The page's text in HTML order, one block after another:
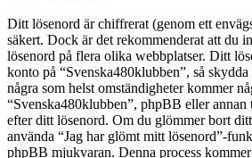
Ditt lösenord är chiffrerat (genom ett
säkert. Dock är det rekommenderat att du
lösenord på flera olika webbplatser. Ditt
konto på “Svenska480klubben”, så
några som helst omständigheter kommer
“Svenska480klubben”, phpBB eller annan
efter ditt lösenord. Om du glömmer bort
använda “Jag har glömt mitt lösenord”-
phpBB mjukvaran. Denna process